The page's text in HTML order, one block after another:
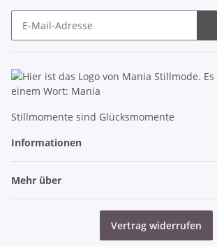
Stillmomente sind Glücksmomente
Informationen
Mehr über
Vertrag widerrufen